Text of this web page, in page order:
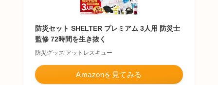
防災セット SHELTER プレミアム 3人用 防災士
監修 72時間を生き抜く
防災グッズ アットレスキュー
Amazonを見てみる